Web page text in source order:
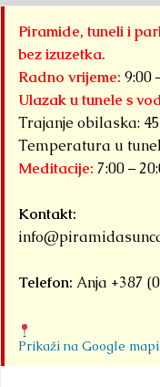
Piramide, tuneli i
bez izuzetka.
Radno vrijeme: 9:00
Ulazak u tunele s
Trajanje obilaska:
Temperatura u
Meditacije: 7:00 –
Kontakt:
Telefon: Anja +387
Prikaži na Google mapi